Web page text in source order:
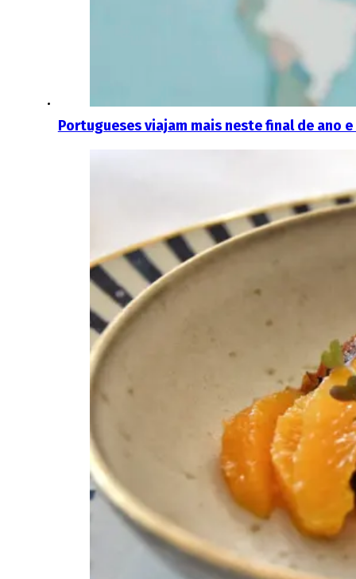
Portugueses viajam mais neste final de ano